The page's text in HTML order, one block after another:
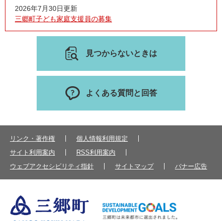
2026年7月30日更新
三郷町子ども家庭支援員の募集
見つからないときは
よくある質問と回答
リンク・著作権
個人情報利用規定
サイト利用案内
RSS利用案内
ウェブアクセシビリティ指針
サイトマップ バナー広告